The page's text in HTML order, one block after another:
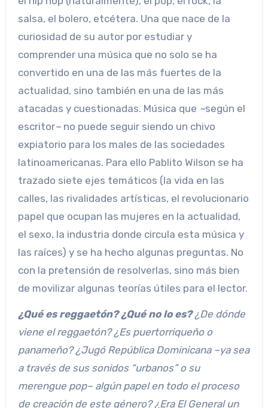
salsa, el bolero, etcétera. Una que nace de la
curiosidad de su autor por estudiar y
comprender una música que no solo se ha
convertido en una de las más fuertes de la
actualidad, sino también en una de las más
atacadas y cuestionadas. Música que –según el
escritor– no puede seguir siendo un chivo
expiatorio para los males de las sociedades
latinoamericanas. Para ello Pablito Wilson se ha
trazado siete ejes temáticos (la vida en las
calles, las rivalidades artísticas, el revolucionario
papel que ocupan las mujeres en la actualidad,
el sexo, la industria donde circula esta música y
las raíces) y se ha hecho algunas preguntas. No
con la pretensión de resolverlas, sino más bien
de movilizar algunas teorías útiles para el lector.
¿Qué es reggaetón? ¿Qué no lo es?¿De dónde
viene el reggaetón? ¿Es puertorriqueño o
panameño? ¿Jugó República Dominicana –ya sea
a través de sus sonidos “urbanos” o su
merengue pop– algún papel en todo el proceso
de creación de este género? ¿Era El General un